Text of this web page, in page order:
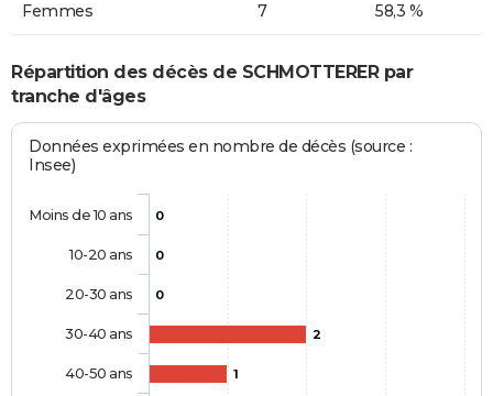
Femmes 7 58,3 %
Répartition des décès de SCHMOTTERER par
tranche d'âges
Données exprimées en nombre de décès (source :
Insee)
0
0
0
2
1
Moins de 10 ans
10-20 ans
20-30 ans
30-40 ans
40-50 ans